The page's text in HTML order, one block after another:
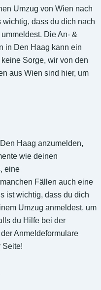
Umzug von Wien nach
dass du dich nach
Die An- &
in Den Haag kann ein
Sorge, wir von den
aus Wien sind hier, um
Haag anzumelden,
wie deinen
eine
Fällen auch eine
ist wichtig, dass du dich
Umzug anmeldest, um
du Hilfe bei der
Anmeldeformulare
Seite!